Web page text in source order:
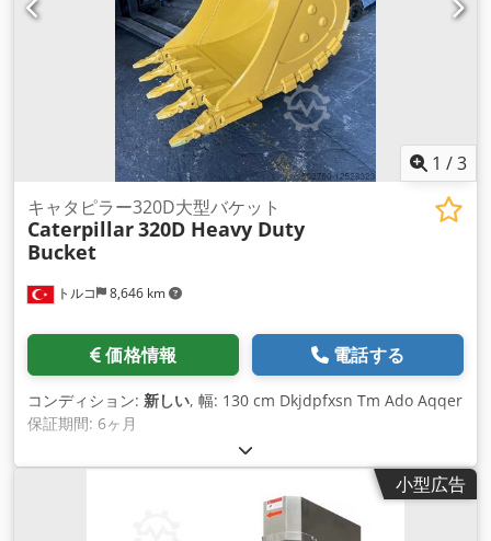
1 /3
トルコ 8,646 km
キャタピラー320D大型バケット
Caterpillar320D Heavy Duty
Bucket
価格情報 電話する
コンディション: 新しい, 幅: 130 cm Dkjdpfxsn Tm Ado Aqqer
保証期間: 6ヶ月
小型広告